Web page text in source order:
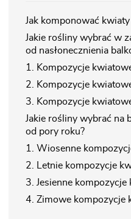
Jak komponować
Jakie rośliny wybrać w
od nasłonecznienia
1. Kompozycje
2. Kompozycje
3. Kompozycje
Jakie rośliny wybrać na
od pory roku?
1. Wiosenne
2. Letnie kompozycje
3. Jesienne
4. Zimowe kompozycje